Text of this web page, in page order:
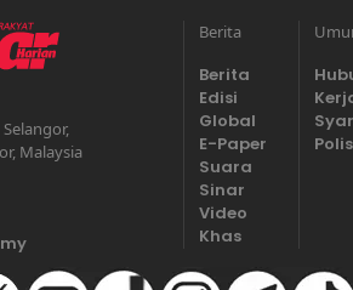
Malaysia
Berita
Berita
Edisi
Global
E-Paper
Suara
Sinar
Video
Khas